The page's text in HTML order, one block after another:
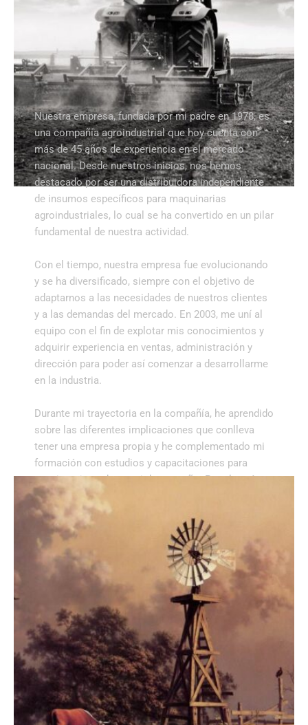
Nuestra empresa, fundada por mi padre en 1978, es
una compañía agroindustrial que hoy cuenta con
más de 45 años de experiencia en el mercado
nacional. Desde nuestros inicios, nos hemos
destacado por ser una distribuidora independiente
de insumos específicos para maquinarias
agroindustriales, lo cual se ha convertido en un pilar
fundamental de nuestra actividad.
Con el tiempo, nuestra empresa fue evolucionando
y se ha diversificado, siempre con el objetivo de
adaptarnos a las necesidades de nuestros clientes
y a las demandas del mercado. En 2003, me uní al
equipo con el fin de explotar mis conocimientos y
adquirir experiencia en ventas, administración y
dirección para poder así comenzar a desarrollarme
en la industria.
Durante mi trayectoria en la compañía, he aprendido
sobre las diferentes implicaciones que conlleva
tener una empresa propia y he complementado mi
formación con estudios y capacitaciones para
seguir mejorando en mi desempeño. Pero lo más
importante de todo fué poder aplicarlo en mi
verdadera pasión: el desarrollo de cultivos de
cannabis ecológicos.